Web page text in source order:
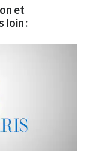
et
loin :